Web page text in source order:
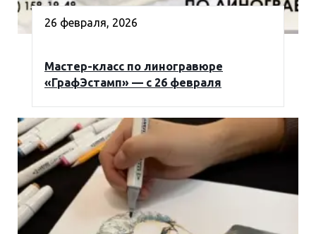
26 февраля, 2026
Мастер-класс по линогравюре
«ГрафЭстамп» — с 26 февраля